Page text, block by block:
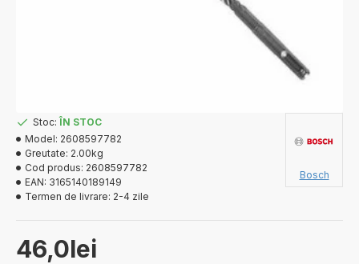
46,0lei
Stoc: ÎN STOC
Model: 2608597782
Greutate: 2.00kg
Cod produs: 2608597782
EAN: 3165140189149
Termen de livrare: 2-4 zile
Bosch